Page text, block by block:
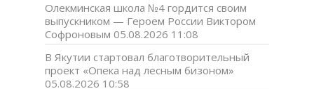
Олекминская школа №4 гордится своим
выпускником — Героем России Виктором
Софроновым 05.08.2026 11:08
В Якутии стартовал благотворительный
проект «Опека над лесным бизоном»
05.08.2026 10:58